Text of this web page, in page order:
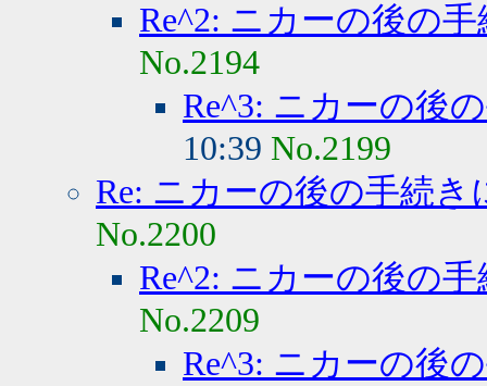
Re^2: ニカーの後の
No.2194
Re^3: ニカーの後
10:39 No.2199
Re: ニカーの後の手続き
No.2200
Re^2: ニカーの後の
No.2209
Re^3: ニカーの後